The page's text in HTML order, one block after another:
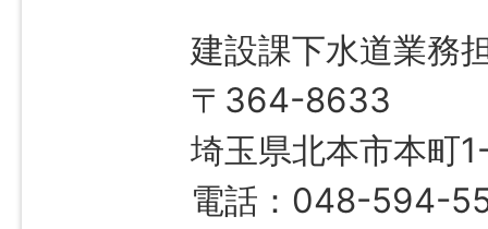
建設課下水道業務
〒364-8633
埼玉県北本市本町
電話：048-594-